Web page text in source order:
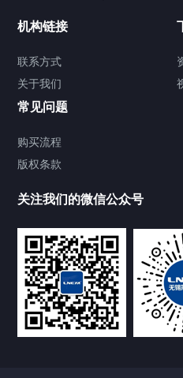
TCU温度控制单元
Chiller气体控温系统
Chamber试验箱
FREEZER低温箱
VOCs冷凝回收装置
机构链接
联系方式
关于我们
常见问题
购买流程
版权条款
关注我们的微信公众号